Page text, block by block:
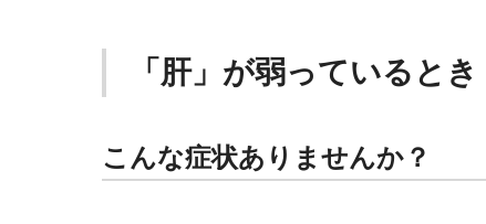
「肝」が弱っているとき
こんな症状ありませんか？